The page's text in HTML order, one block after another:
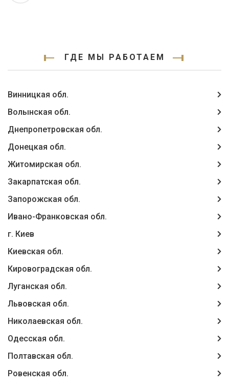
ГДЕ МЫ РАБОТАЕМ
Винницкая обл.
Волынская обл.
Днепропетровская обл.
Донецкая обл.
Житомирская обл.
Закарпатская обл.
Запорожская обл.
Ивано-Франковская обл.
г. Киев
Киевская обл.
Кировоградская обл.
Луганская обл.
Львовская обл.
Николаевская обл.
Одесская обл.
Полтавская обл.
Ровенская обл.